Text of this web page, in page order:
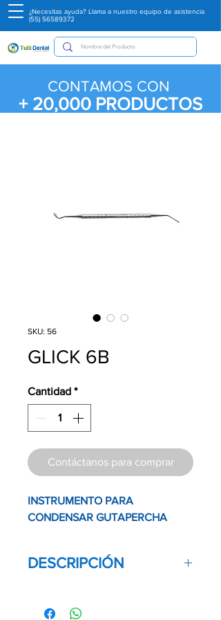
¿Necesitas ayuda? Llama a nuestro equipo de asistencia
(55) 56589372
CONTAMOS CON
+ 20,000 PRODUCTOS
SKU: 56
GLICK 6B
Cantidad *
Contáctanos para comprar
INSTRUMENTO PARA
CONDENSAR GUTAPERCHA
DESCRIPCIÓN